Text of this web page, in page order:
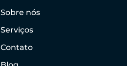
Sobre nós
Serviços
Contato